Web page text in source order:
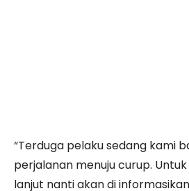
“Terduga pelaku sedang kami
perjalanan menuju curup.
lanjut nanti akan di informasikan